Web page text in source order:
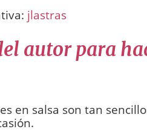
jlastras
autor para
en salsa son tan